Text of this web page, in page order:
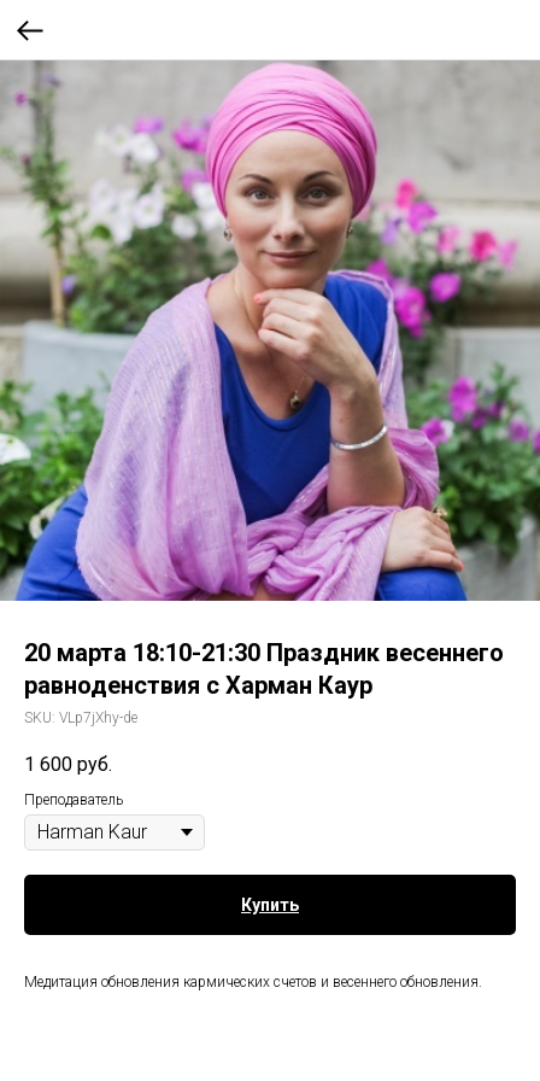
20 марта 18:10-21:30 Праздник весеннего
равноденствия с Харман Каур
SKU: VLp7jXhy-de
1 600 руб.
Преподаватель
Купить
Медитация обновления кармических счетов и весеннего обновления.